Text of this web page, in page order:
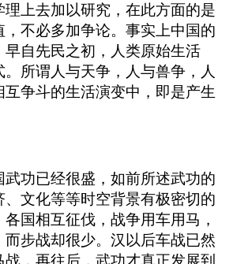
上去加以研究，在此方面的是
不必多加争论。事实上中国的
早自先民之初，人类原始生活
所谓人与天争，人与兽争，人
争斗的生活演变中，即是产生
功已经很盛，如前所述武功的
文化等等时空背景有极密切的
国相互征伐，战争用车用马，
而步战却很少。汉以后车战已然
，再往后，武功才真正发展到